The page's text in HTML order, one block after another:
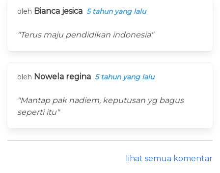
oleh Bianca jesica 5 tahun yang lalu
"Terus maju pendidikan indonesia"
oleh Nowela regina 5 tahun yang lalu
"Mantap pak nadiem, keputusan yg bagus
seperti itu"
lihat semua komentar